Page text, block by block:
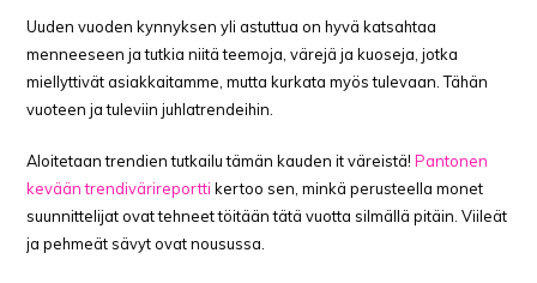
Uuden vuoden kynnyksen yli astuttua on hyvä katsahtaa
menneeseen ja tutkia niitä teemoja, värejä ja kuoseja, jotka
miellyttivät asiakkaitamme, mutta kurkata myös tulevaan. Tähän
vuoteen ja tuleviin juhlatrendeihin.
Aloitetaan trendien tutkailu tämän kauden it väreistä!Pantonen
kevään trendivärireportti kertoo sen, minkä perusteella monet
suunnittelijat ovat tehneet töitään tätä vuotta silmällä pitäin. Viileät
ja pehmeät sävyt ovat nousussa.